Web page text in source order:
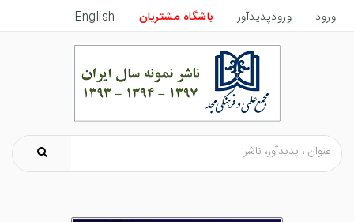
ورود ورودپدیدآور باشگاه مشتریان English